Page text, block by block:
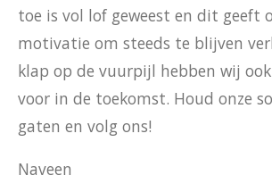
toe is vol lof geweest en dit geeft
motivatie om steeds te blijven
klap op de vuurpijl hebben wij
voor in de toekomst. Houd onze
gaten en volg ons!
Naveen